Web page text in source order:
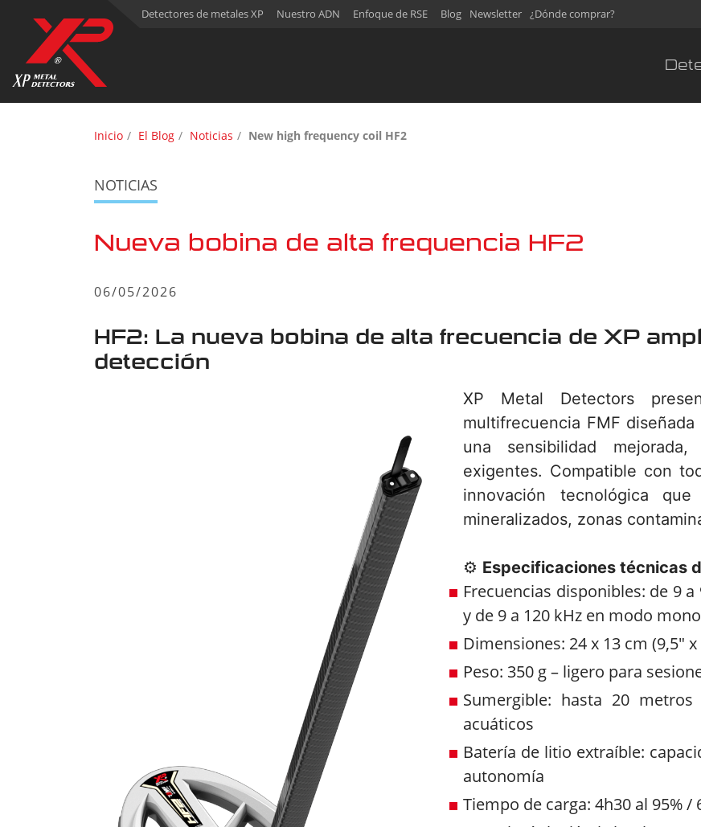
Detectores de metales XP Nuestro ADN Enfoque de RSE Blog Newsletter ¿Dónde comprar?
Inicio El Blog Noticias New high frequency coil HF2
NOTICIAS
Nueva bobina de alta frequencia HF2
06/05/2026
HF2: La nueva bobina de alta frecuencia de XP
detección
XP Metal Detectors
multifrecuencia FMF
una sensibilidad
exigentes. Compatible con
innovación tecnológica
mineralizados, zonas
⚙️ Especificaciones técnicas
Frecuencias disponibles: de 9
y de 9 a 120 kHz en modo
Dimensiones: 24 x 13 cm (9,5"
Peso: 350 g – ligero para
Sumergible: hasta 20
acuáticos
Batería de litio extraíble:
autonomía
Tiempo de carga: 4h30 al 95%